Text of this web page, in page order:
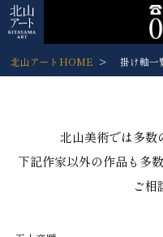
北山アートHOME 掛け軸一
北山美術では多数
下記作家以外の作品も多
ご相